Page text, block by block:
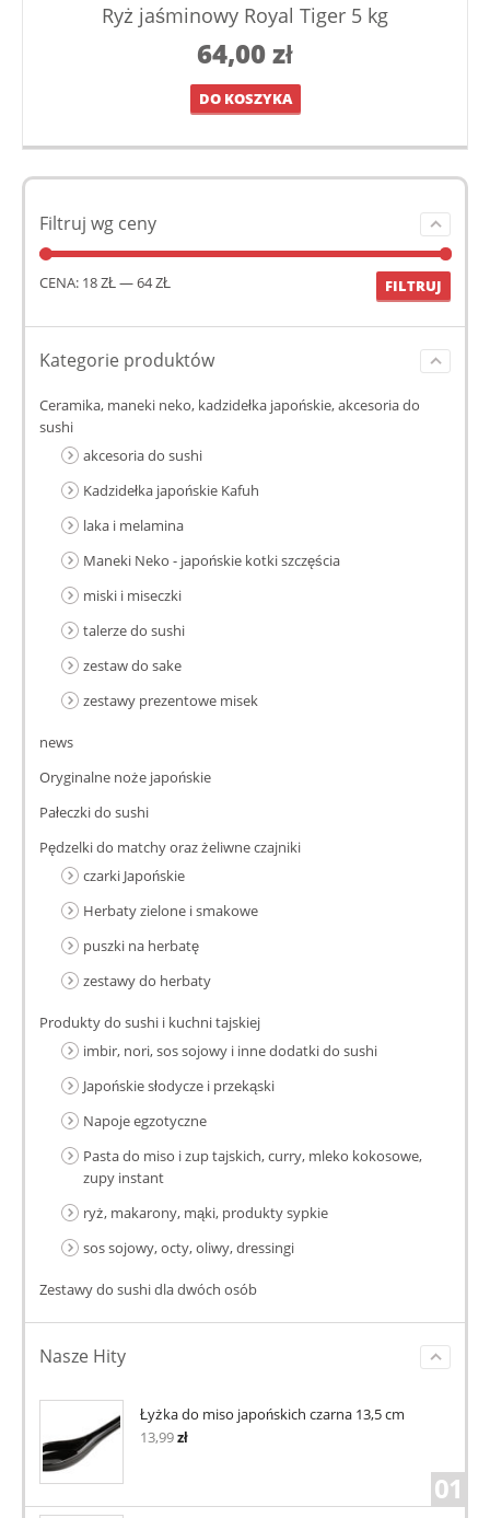
Ryż jaśminowy Royal Tiger 5 kg
64,00zł
DO KOSZYKA
Filtruj wg ceny
FILTRUJ
CENA: 18 ZŁ—64 ZŁ
Kategorie produktów
Ceramika, maneki neko, kadzidełka japońskie, akcesoria do
sushi
akcesoria do sushi
Kadzidełka japońskie Kafuh
laka i melamina
Maneki Neko - japońskie kotki szczęścia
miski i miseczki
talerze do sushi
zestaw do sake
zestawy prezentowe misek
news
Oryginalne noże japońskie
Pałeczki do sushi
Pędzelki do matchy oraz żeliwne czajniki
czarki Japońskie
Herbaty zielone i smakowe
puszki na herbatę
zestawy do herbaty
Produkty do sushi i kuchni tajskiej
imbir, nori, sos sojowy i inne dodatki do sushi
Japońskie słodycze i przekąski
Napoje egzotyczne
Pasta do miso i zup tajskich, curry, mleko kokosowe,
zupy instant
ryż, makarony, mąki, produkty sypkie
sos sojowy, octy, oliwy, dressingi
Zestawy do sushi dla dwóch osób
Nasze Hity
Łyżka do miso japońskich czarna 13,5 cm
13,99zł
01